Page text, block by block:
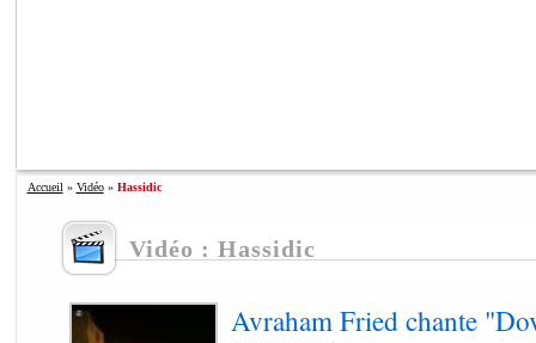
Accueil » Vidéo» Hassidic
Vidéo : Hassidic
Avraham Fried chante